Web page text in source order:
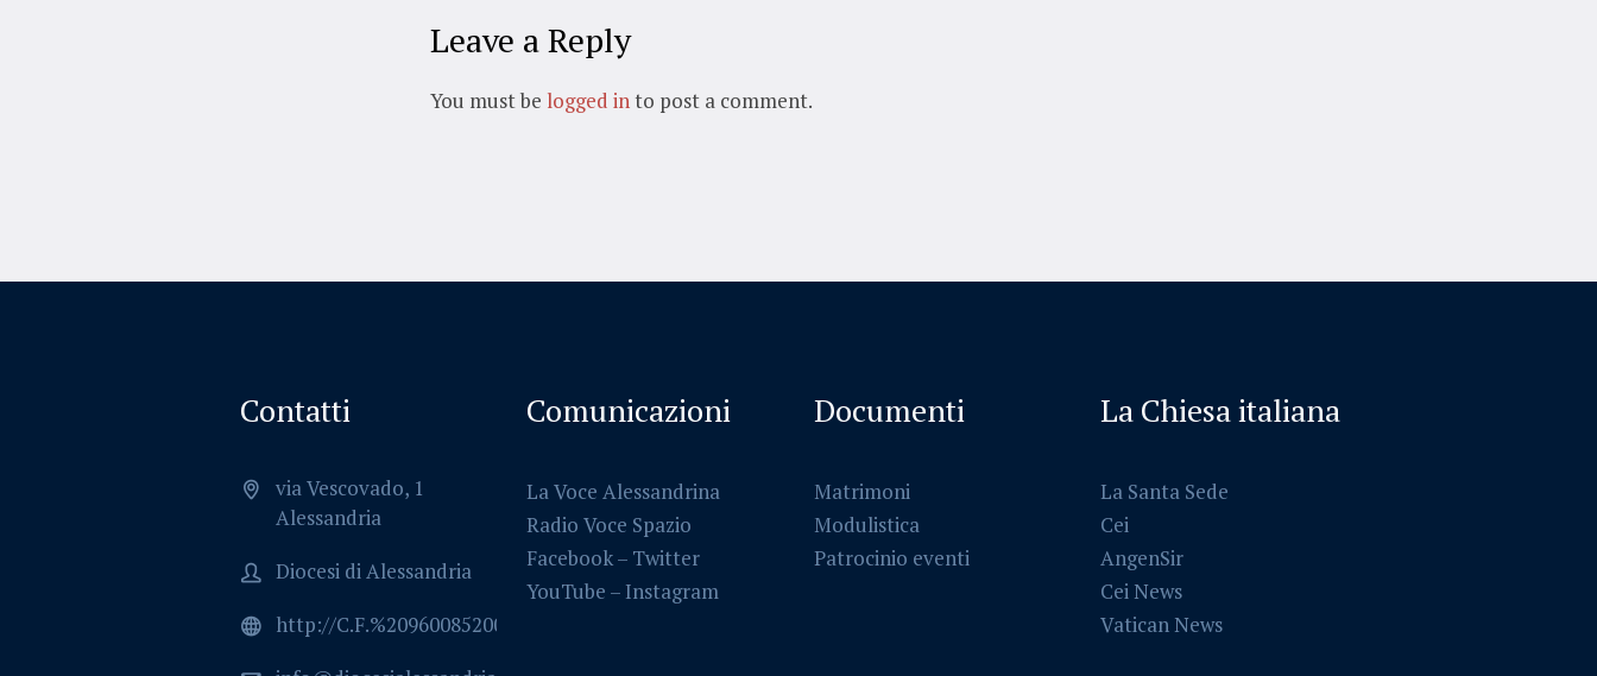
Leave a Reply
You must be logged into post a comment.
Contatti
via Vescovado, 1
Alessandria
Diocesi di Alessandria
http://C.F.%2096008520064
Comunicazioni
La Voce Alessandrina
Radio Voce Spazio
Facebook– Twitter
YouTube – Instagram
Documenti
Matrimoni
Modulistica
Patrocinio eventi
La Chiesa italiana
La Santa Sede
Cei
AngenSir
Cei News
Vatican News